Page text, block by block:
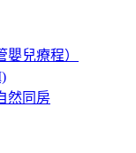
兒療程）
然同房